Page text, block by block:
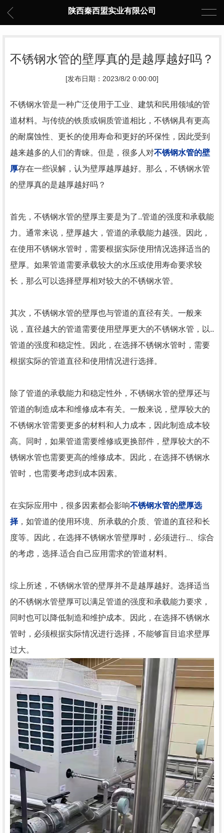
陕西秦西盟实业有限公司
不锈钢水管的壁厚真的是越厚越好吗？
[发布日期：2023/8/2 0:00:00]
不锈钢水管是一种广泛使用于工业、建筑和民用领域的管
道材料。与传统的铁质或铜质管道相比，不锈钢具有更高
的耐腐蚀性、更长的使用寿命和更好的环保性，因此受到
越来越多的人们的青睐。但是，很多人对不锈钢水管的壁
厚存在一些误解，认为壁厚越厚越好。那么，不锈钢水管
的壁厚真的是越厚越好吗？
首先，不锈钢水管的壁厚主要是为了..管道的强度和承载能
力。通常来说，壁厚越大，管道的承载能力越强。因此，
在使用不锈钢水管时，需要根据实际使用情况选择适当的
壁厚。如果管道需要承载较大的水压或使用寿命要求较
长，那么可以选择壁厚相对较大的不锈钢水管。
其次，不锈钢水管的壁厚也与管道的直径有关。一般来
说，直径越大的管道需要使用壁厚更大的不锈钢水管，以..
管道的强度和稳定性。因此，在选择不锈钢水管时，需要
根据实际的管道直径和使用情况进行选择。
除了管道的承载能力和稳定性外，不锈钢水管的壁厚还与
管道的制造成本和维修成本有关。一般来说，壁厚较大的
不锈钢水管需要更多的材料和人力成本，因此制造成本较
高。同时，如果管道需要维修或更换部件，壁厚较大的不
锈钢水管也需要更高的维修成本。因此，在选择不锈钢水
管时，也需要考虑到成本因素。
在实际应用中，很多因素都会影响不锈钢水管的壁厚选
择 ，如管道的使用环境、所承载的介质、管道的直径和长
度等。因此，在选择不锈钢水管壁厚时，必须进行..、综合
的考虑，选择.适合自己应用需求的管道材料。
综上所述，不锈钢水管的壁厚并不是越厚越好。选择适当
的不锈钢水管壁厚可以满足管道的强度和承载能力要求，
同时也可以降低制造和维护成本。因此，在选择不锈钢水
管时，必须根据实际情况进行选择，不能够盲目追求壁厚
过大。